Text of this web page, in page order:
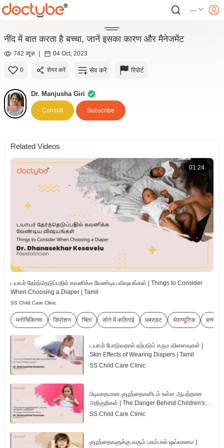
---
नींद में बात करता है बच्चा, जानें इसका कारण और मैनेजमेंट
742 व्यूज़ | 04 Oct, 2023
0 शेयर करें सेव करें रिपोर्ट
Dr. Manjusha Giri
Consult Subscribe
Related Videos
01:24
டயாபர் தேர்ந்தெடுப்பதில் கவனிக்க வேண்டிய விஷயங்கள் | Things to Consider
When Choosing a Diaper | Tamil
SS Child Care Clinic
मनोचिकित्सा डिप्रेशन चिंता सोने में कठिनाई घबराहट थेराप्यूटिक बच्चे
டயாபர் போடுவதால் ஏற்படும் சரும விளைவுகள் |
Skin Effects of Wearing Diapers | Tamil
SS Child Care Clinic
பிடிவாதமான குழந்தைகளிடம் உள்ள ஆபத்தான
அறிகுறிகள் | The Danger Behind Children's
Tantrum | Tamil
SS Child Care Clinic
குழந்தைகளுக்கு வரும் பசும்பால் ஒவ்வாமை |